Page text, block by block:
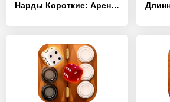
Нарды Короткие: Арена - [MOD Много монет]